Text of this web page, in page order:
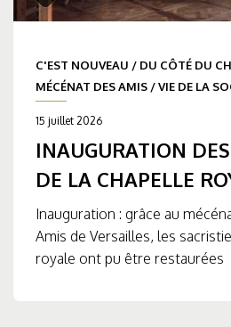
C'EST NOUVEAU / DU CÔTÉ DU
MÉCÉNAT DES AMIS /VIE DE LA
15 juillet 2026
INAUGURATION
DE LA CHAPELLE
Inauguration : grâce au
Amis de Versailles, les
royale ont pu être restaurées